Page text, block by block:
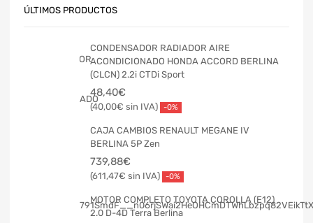
ÚLTIMOS PRODUCTOS
CONDENSADOR RADIADOR AIRE
ACONDICIONADO HONDA ACCORD BERLINA
(CLCN) 2.2i CTDi Sport
48,40€
40,00€ -0%
CAJA CAMBIOS RENAULT MEGANE IV
BERLINA 5P Zen
739,88€
611,47€ -0%
MOTOR COMPLETO TOYOTA COROLLA (E12)
2.0 D-4D Terra Berlina